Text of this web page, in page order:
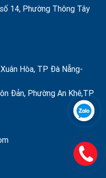
14, Phường Thông Tây
Hòa, TP Đà Nẵng-
Đản, Phường An Khê,TP